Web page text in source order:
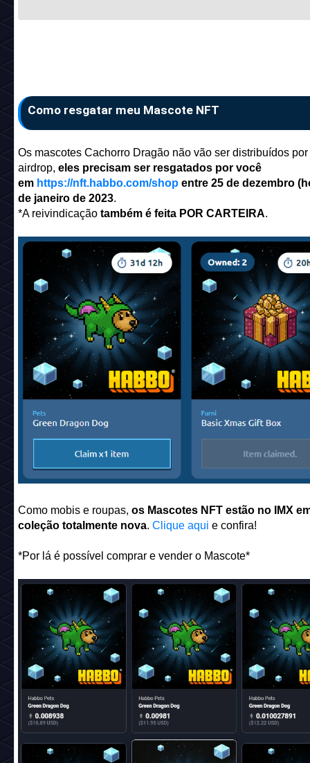
Como resgatar meu Mascote NFT
Os mascotes Cachorro Dragão não vão ser distribuídos por
airdrop, eles precisam ser resgatados por você
em https://nft.habbo.com/shopentre 25 de dezembro
de janeiro de 2023.
*A reivindicaçãotambém é feita POR CARTEIRA.
Como mobis e roupas, os Mascotes NFT estão no IMX
coleção totalmente nova. Clique aqui e confira!
*Por lá é possível comprar e vender o Mascote*